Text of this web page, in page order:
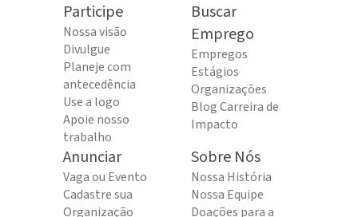
Participe
Nossa visão
Divulgue
Planeje com
antecedência
Use a logo
Apoie nosso
trabalho
Buscar
Emprego
Empregos
Estágios
Organizações
Blog Carreira de
Impacto
Anunciar
Vaga ou Evento
Cadastre sua
Organização
Sobre Nós
Nossa História
Nossa Equipe
Doações para a